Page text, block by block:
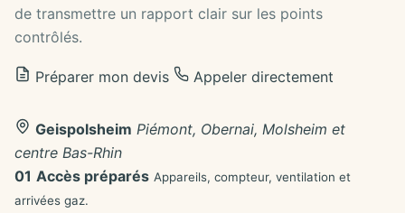
de transmettre un rapport clair sur les points
contrôlés.
Préparer mon devis Appeler directement
Geispolsheim Piémont, Obernai, Molsheim et
centre Bas-Rhin
01 Accès préparés Appareils, compteur, ventilation et
arrivées gaz.